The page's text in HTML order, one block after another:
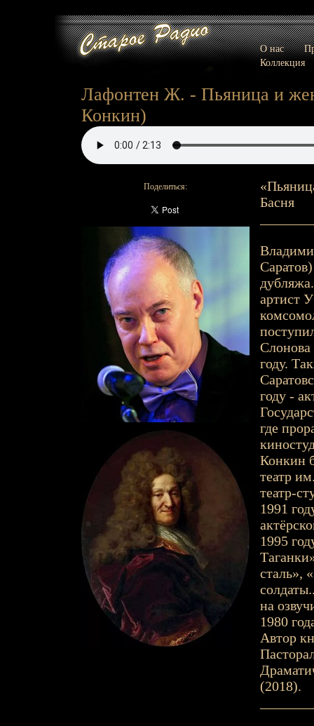
О нас
Коллекция
Лафонтен Ж. - Пьяница и
Конкин)
Поделиться:
Басня
артист
Слонова
году.
году -
где
Конкин
театр
театр-
1991
1995
сталь»,
на
1980
Автор
(2018).